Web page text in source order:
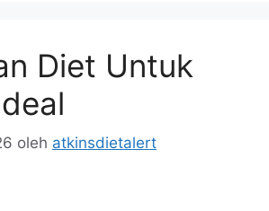
Diet Untuk
oleh atkinsdietalert